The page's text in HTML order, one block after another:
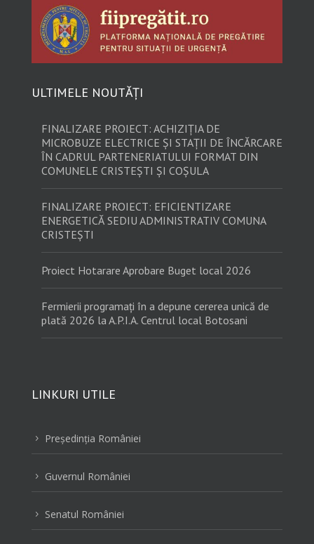
ULTIMELE NOUTĂȚI
FINALIZARE PROIECT: ACHIZIȚIA DE
MICROBUZE ELECTRICE ȘI STAȚII DE ÎNCĂRCARE
ÎN CADRUL PARTENERIATULUI FORMAT DIN
COMUNELE CRISTEȘTI ȘI COȘULA
FINALIZARE PROIECT: EFICIENTIZARE
ENERGETICĂ SEDIU ADMINISTRATIV COMUNA
CRISTEȘTI
Proiect Hotarare Aprobare Buget local 2026
Fermierii programați în a depune cererea unică de
plată 2026 la A.P.I.A. Centrul local Botosani
LINKURI UTILE
5 Preşedinţia României
5 Guvernul României
5 Senatul României